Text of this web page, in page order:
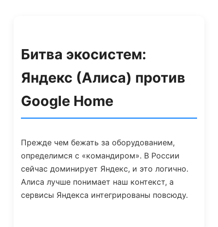
Битва экосистем:
Яндекс (Алиса) против
Google Home
Прежде чем бежать за оборудованием,
определимся с «командиром». В России
сейчас доминирует Яндекс, и это логично.
Алиса лучше понимает наш контекст, а
сервисы Яндекса интегрированы повсюду.